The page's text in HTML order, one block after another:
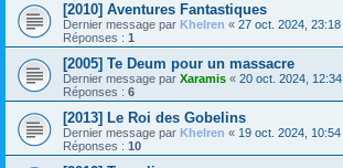
[2010] Aventures Fantastiques
Dernier message par Khelren « 27 oct. 2024, 23:18
Réponses : 1
[2005] Te Deum pour un massacre
Dernier message par Xaramis « 20 oct. 2024, 12:34
Réponses : 6
[2013] Le Roi des Gobelins
Dernier message par Khelren « 19 oct. 2024, 10:54
Réponses : 10